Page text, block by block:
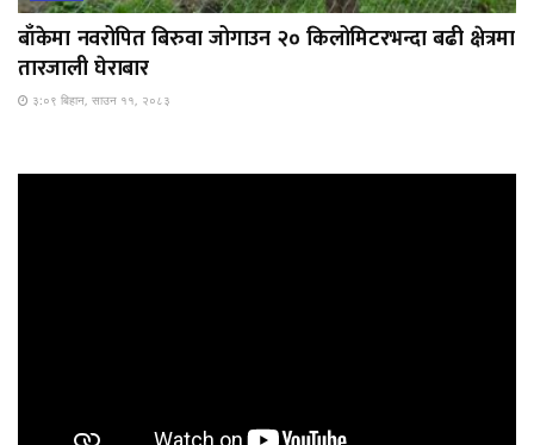
बाँकेमा नवरोपित बिरुवा जोगाउन २० किलोमिटरभन्दा बढी क्षेत्रमा
तारजाली घेराबार
३:०९ बिहान, साउन ११, २०८३